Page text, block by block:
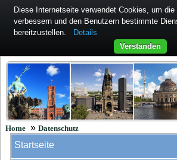
Home » Datenschutz
Startseite
Diese Internetseite verwendet Cookies, um
verbessern und den Benutzern bestimmte
bereitzustellen.
Details
Verstanden